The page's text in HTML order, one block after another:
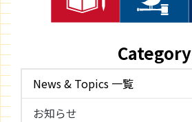
Category
News & Topics 一覧
お知らせ